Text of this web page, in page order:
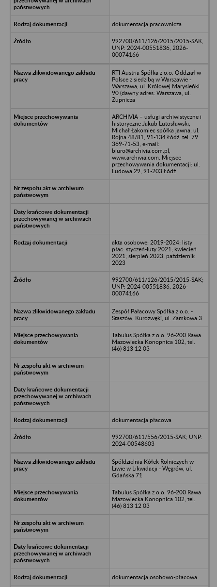
dokumentacja pracownicza
992700/611/126/2015/2015-SAK;
UNP: 2024-00551836, 2026-
00074166
RTI Austria Spółka z o.o. Oddział w
Polsce z siedzibą w Warszawie -
Warszawa, ul. Królowej Marysieńki
90 (dawny adres: Warszawa, ul.
Żupnicza
ARCHIVIA – usługi archiwistyczne i
historyczne Jakub Lutosławski,
Michał Łakomiec spółka jawna, ul.
Rojna 48/81, 91-134 Łódź, tel. 79
369-71-53, e-mail:
biuro@archivia.com.pl,
www.archivia.com. Miejsce
przechowywania dokumentacji: ul.
Ludowa 29, 91-203 Łódź
akta osobowe: 2019-2024; listy
płac: styczeń-luty 2021; kwiecień
2021; sierpień 2023; październik
2023
992700/611/126/2015/2015-SAK;
UNP: 2024-00551836, 2026-
00074166
Zespół Pałacowy Spółka z o.o. -
Staszów, Kurozwęki, ul. Zamkowa 3
Tabulus Spółka z o.o. 96-200 Rawa
Mazowiecka Konopnica 102, tel.
(46) 813 12 03
dokumentacja płacowa
992700/611/556/2015-SAK; UNP:
2024-00548603
Spóldzielnia Kółek Rolniczych w
Liwie w Likwidacji - Węgrów, ul.
Gdańska 71
Tabulus Spółka z o.o. 96-200 Rawa
Mazowiecka Konopnica 102, tel.
(46) 813 12 03
dokumentacja osobowo-płacowa